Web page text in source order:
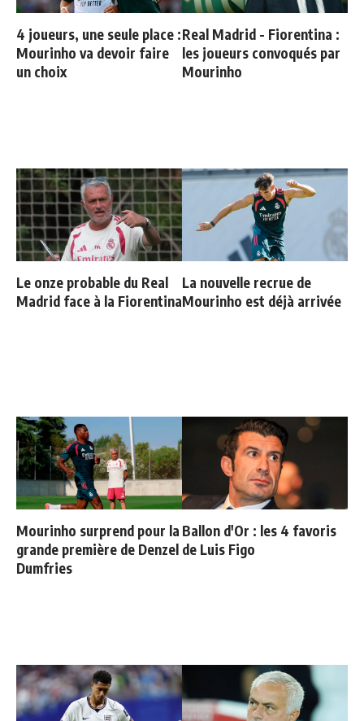
4 joueurs, une seule place :
Mourinho va devoir faire
un choix
Real Madrid - Fiorentina :
les joueurs convoqués par
Mourinho
Le onze probable du Real
Madrid face à la Fiorentina
La nouvelle recrue de
Mourinho est déjà arrivée
Mourinho surprend pour la
grande première de Denzel
Dumfries
Ballon d'Or : les 4 favoris
de Luis Figo